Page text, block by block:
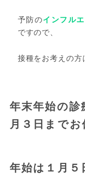
予防のインフル
ですので、
接種をお考えの方
年末年始の診
月３日 までお
年始は １月５